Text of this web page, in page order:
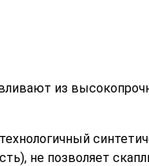
из
не позволяет